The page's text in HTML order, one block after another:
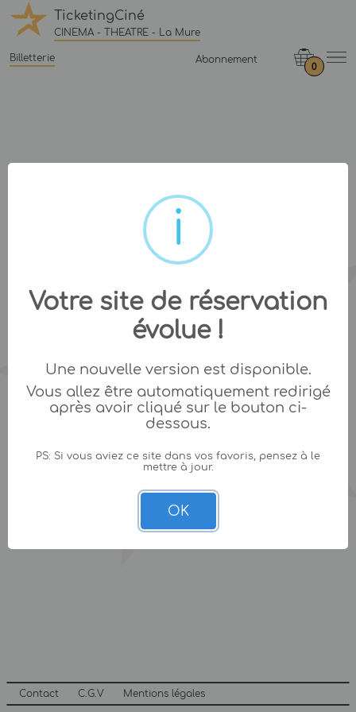
TicketingCiné
CINEMA - THEATRE - La Mure
Billetterie Abonnement
0
Contact C.G.V Mentions légales
Votre site de réservation
évolue !
Une nouvelle version est disponible.
Vous allez être automatiquement redirigé
après avoir cliqué sur le bouton ci-
dessous.
PS: Si vous aviez ce site dans vos favoris, pensez à le
mettre à jour.
OK